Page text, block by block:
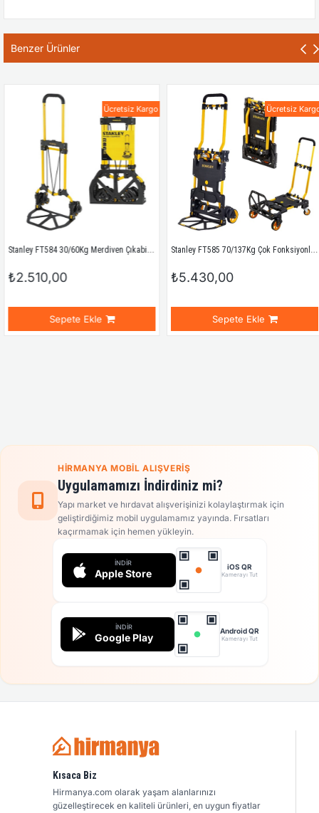
Benzer Ürünler
Stanley FT584 30/60Kg Merdiven Çıkabilen Katlanır El Arabası
Sepete Ekle
Ücretsiz Kargo
Stanley FT585 70/137Kg Çok Fonksiyonlu Katlanır El Arabası
₺5.430,00
Sepete Ekle
Ücretsiz Kargo
HIRMANYA MOBIL ALIŞVERIŞ
Uygulamamızı İndirdiniz mi?
Yapı market ve hırdavat alışverişinizi kolaylaştırmak için
geliştirdiğimiz mobil uygulamamız yayında. Fırsatları
kaçırmamak için hemen yükleyin.
İNDIR
Apple Store
iOS QR
Kamerayı Tut
İNDIR
Google Play
Android QR
Kamerayı Tut
Kısaca Biz
Hirmanya.com olarak yaşam alanlarınızı
güzelleştirecek en kaliteli ürünleri, en uygun fiyatlar